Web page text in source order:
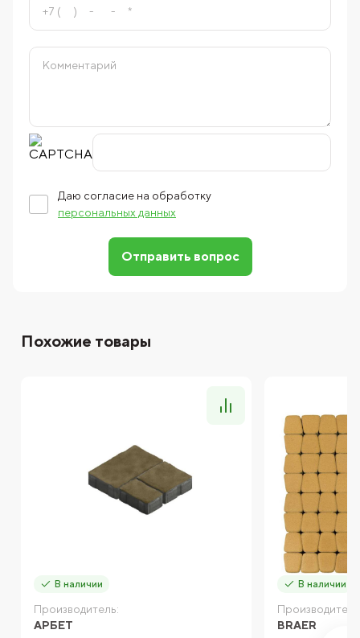
Даю согласие на обработку
персональных данных
Отправить вопрос
Похожие товары
В наличии
Производитель:
АРБЕТ
В наличии
BRAER